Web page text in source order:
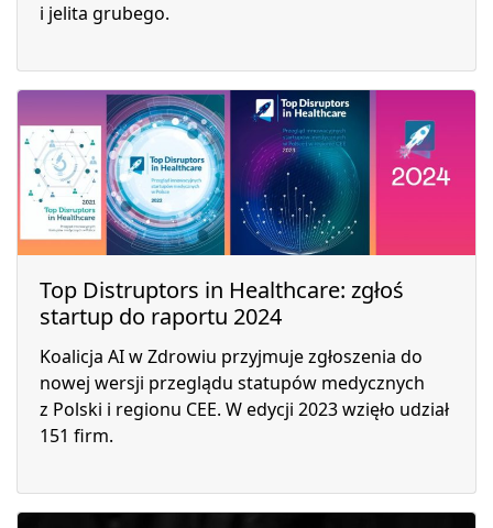
i jelita grubego.
Top Distruptors in Healthcare: zgłoś
startup do raportu 2024
Koalicja AI w Zdrowiu przyjmuje zgłoszenia do
nowej wersji przeglądu statupów medycznych
z Polski i regionu CEE. W edycji 2023 wzięło udział
151 firm.